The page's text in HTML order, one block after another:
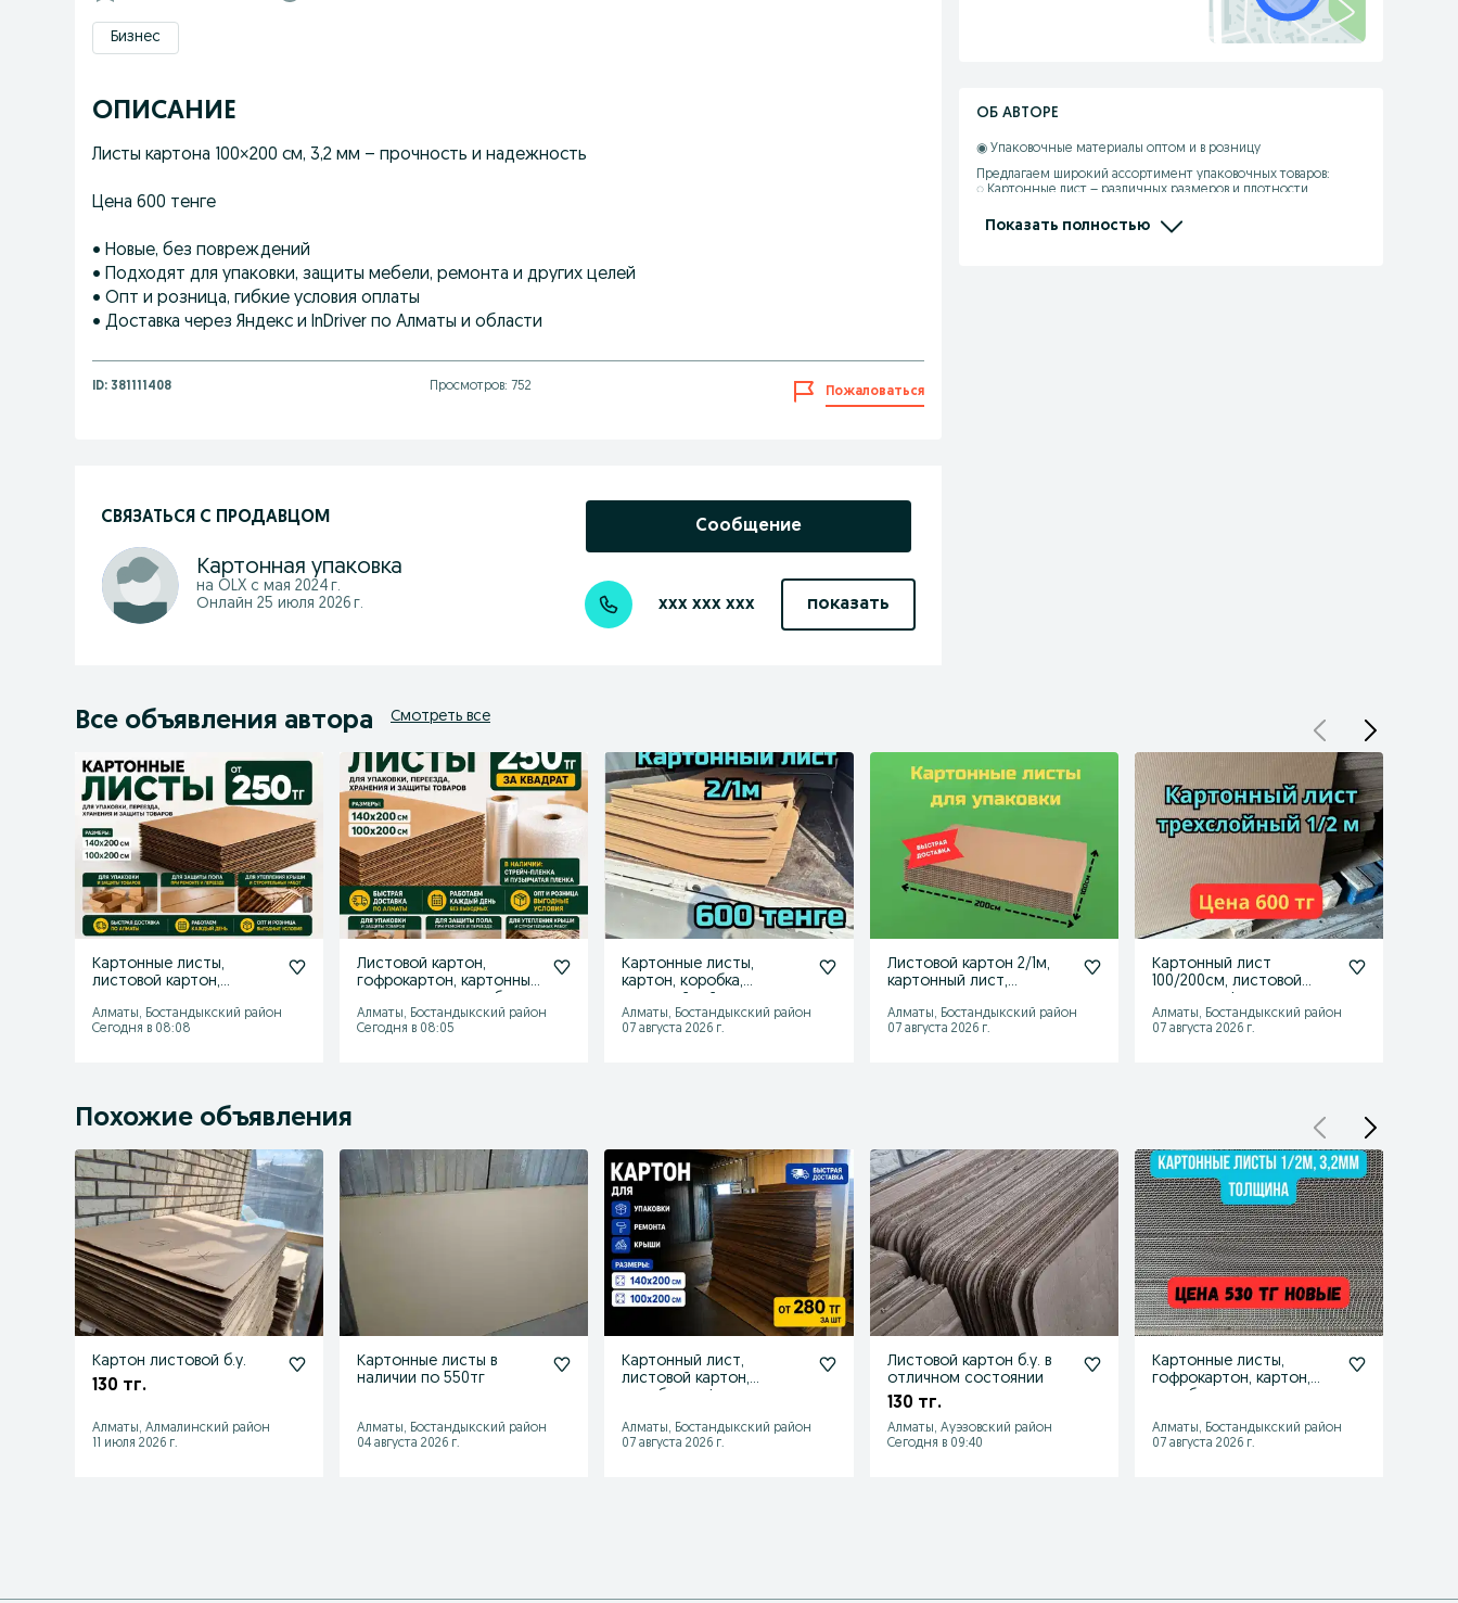
Бизнес
ОПИСАНИЕ
Листы картона 100×200 см, 3,2 мм – прочность и надежность
Цена 600 тенге
• Новые, без повреждений
• Подходят для упаковки, защиты мебели, ремонта и других целей
• Опт и розница, гибкие условия оплаты
• Доставка через Яндекс и InDriver по Алматы и области
ID: 381111408 Просмотров: 752 Пожаловаться
СВЯЗАТЬСЯ С ПРОДАВЦОМ
Картонная упаковка
на OLX с мая 2024 г.
Онлайн 25 июля 2026 г.
Сообщение
xxx xxx xxx показать
ОБ АВТОРЕ
◉ Упаковочные материалы оптом и в розницу
Предлагаем широкий ассортимент упаковочных товаров:
◌ Картонные лист – различных размеров и плотности
◌ Картонная тара – для хранения и транспортировки
◌ Стрейч-пленка – для надежной фиксации
Показать полностью
Все объявления автора Смотреть все
Картонные листы,
листовой картон,
Алматы, Бостандыкский район
Сегодня в 08:08
Листовой картон,
гофрокартон, картонный
Алматы, Бостандыкский район
Сегодня в 08:05
Картонные листы,
картон, коробка,
Алматы, Бостандыкский район
07 августа 2026 г.
Листовой картон 2/1м,
картонный лист,
коробка
Алматы, Бостандыкский район
07 августа 2026 г.
Картонный лист
100/200см, листовой
коробка
Алматы, Бостандыкский район
07 августа 2026 г.
Похожие объявления
Картон листовой б.у.
130 тг.
Алматы, Алмалинский район
11 июля 2026 г.
Картонные листы в
наличии по 550тг
Алматы, Бостандыкский район
04 августа 2026 г.
Картонный лист,
листовой картон,
Алматы, Бостандыкский район
07 августа 2026 г.
Листовой картон б.у. в
отличном состоянии
130 тг.
Алматы, Ауэзовский район
Сегодня в 09:40
Картонные листы,
гофрокартон, картон,
Алматы, Бостандыкский район
07 августа 2026 г.